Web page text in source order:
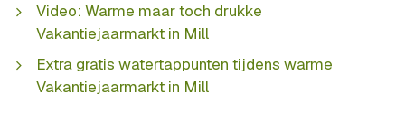
Video: Warme maar toch drukke
Vakantiejaarmarkt in Mill
Extra gratis watertappunten tijdens warme
Vakantiejaarmarkt in Mill